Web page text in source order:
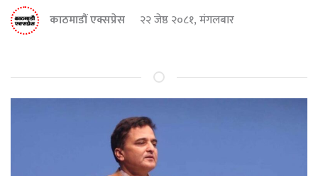
काठमाडौं एक्सप्रेस २२ जेष्ठ २०८१, मंगलबार